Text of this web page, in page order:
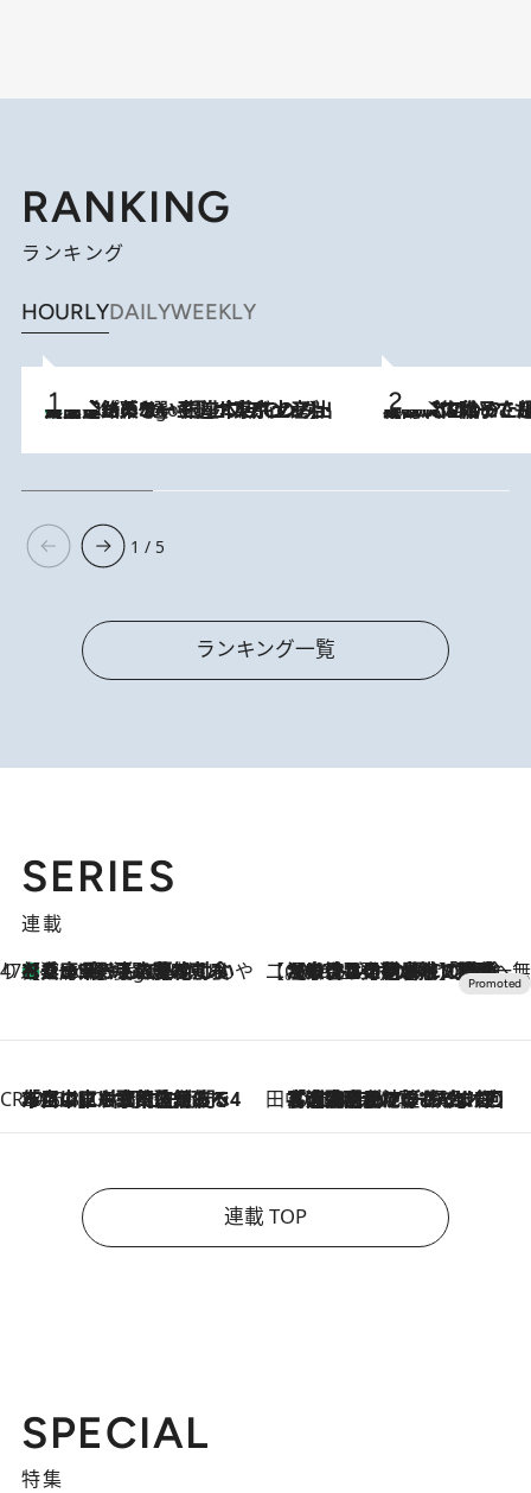
RANKING
ランキング
HOURLYDAILYWEEKLY
4 Hours Ago
【間違いのない王道・東京土産】資生堂パーラー 銀座本店でのみ出会える銘菓5選《極上プディング・濃厚チーズケーキ・ボンボンショコラほか》 2026.8.5
【阿川佐和子さんの年とる力】なぜ70代で始めた趣味は“こんなに楽しい”のか？ ピアノ、俳句…スランプに陥っても続けられる“ある秘訣”とは
1 / 5
ランキング一覧
SERIES
連載
47都道府県の手みやげ ひんやりスイーツで夏を満喫
4 Hours Ago
【兵庫県】この夏絶対食べたい 冷やしておいしいおやつ3選 淡路島の恵みをジェラートに集約 【CREA×星野リゾート】唯一無二。癒しと発見が待つ場所へ
2026.8.7
【トンボの足水浴】ヒノキの香りに包まれて涼感マックス！約13℃の湧水かけ流しを避暑地「星野温泉 トンボの湯」で体験
CREA'S CHOICE
2026.8.7
「立川にも歌舞伎があるんだよ」 片岡仁左衛門・市川中車ら豪華座組みで4年目の立川立飛歌舞伎へ 田中稲の勝手に再ブーム
2026.8.7
「湘南乃風に憧れて」観客大盛上がりの“タオル回し”に、ラッパー顔負けの高速歌唱まで…さだまさし（74）のアグレッシブすぎる現在地
連載 TOP
SPECIAL
特集